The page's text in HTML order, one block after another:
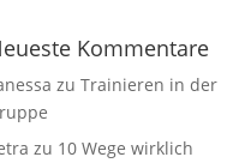
Kommentare
zuTrainieren in der
zu 10 Wege wirklich